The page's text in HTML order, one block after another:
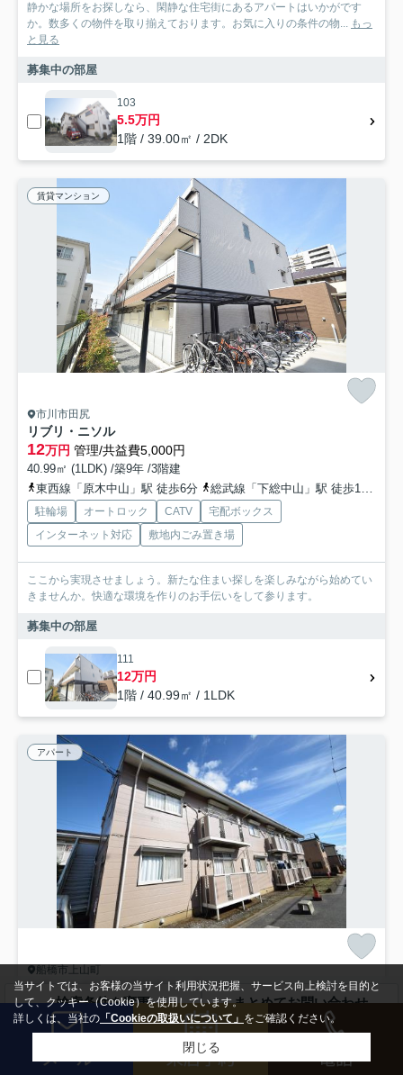
静かな場所をお探しなら、閑静な住宅街にあるアパートはいかがです
か。数多くの物件を取り揃えております。お気に入りの条件の物... もっ
と見る
募集中の部屋
103
5.5万円
1階 / 39.00㎡ / 2DK
賃貸マンション
市川市田尻
リブリ・ニソル
12万円 管理/共益費5,000円
40.99㎡ (1LDK) /築9年 /3階建
東西線「原木中山」駅 徒歩6分
総武線「下総中山」駅 徒歩16分
駐輪場 オートロック CATV
宅配ボックス
インターネット対応
敷地内ごみ置き場
ここから実現させましょう。新たな住まい探しを楽しみながら始めてい
きませんか。快適な環境を作りのお手伝いをして参ります。
募集中の部屋
111
12万円
1階 / 40.99㎡ / 1LDK
アパート
船橋市上山町
シティハイツＳＵＺＵＫＩ Ⅱ
6.1万円管理/共益費3,300円
52.14㎡ (3DK) /築35年 /2階建
武蔵野線「船橋法典」駅 徒歩16分
駐輪場 CATV 敷地内ごみ置き場 浄化槽排水
検索条件を変更 まとめてお問い合わせ
当サイトでは、お客様の当サイト利用状況把握、サービス向上検討を目的と
して、クッキー（Cookie）を使用しています。
詳しくは、当社の 「Cookieの取扱いについて」 をご確認ください。
閉じる